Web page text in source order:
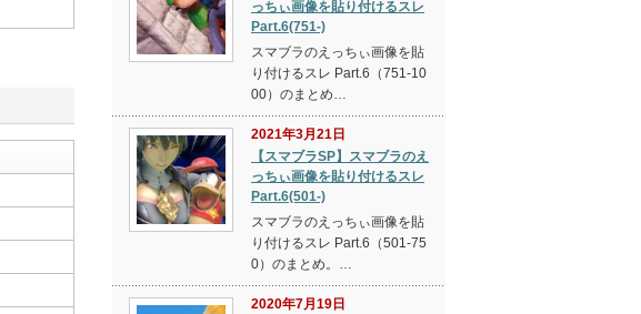
っちぃ画像を貼り付けるスレ
Part.6(751-)
スマブラのえっちぃ画像を貼
り付けるスレ Part.6（751-10
00）のまとめ…
2021年3月21日
【スマブラSP】スマブラのえ
っちぃ画像を貼り付けるスレ
Part.6(501-)
スマブラのえっちぃ画像を貼
り付けるスレ Part.6（501-75
0）のまとめ。…
2020年7月19日